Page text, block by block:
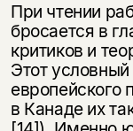
При чтении
бросается в
критиков и
Этот
европейского
в Канаде их